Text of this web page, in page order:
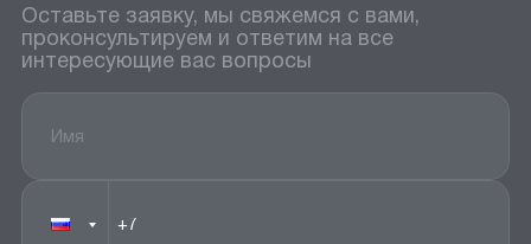
Оставьте заявку, мы свяжемся с вами,
проконсультируем и ответим на все
интересующие вас вопросы